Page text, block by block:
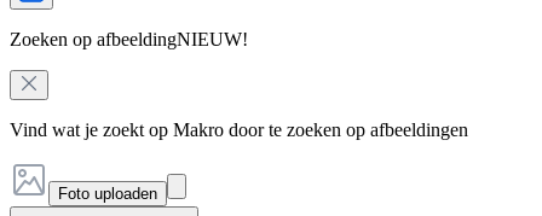
Zoeken op afbeeldingNIEUW!
Vind wat je zoekt op Makro door te zoeken op afbeeldingen
Foto uploaden